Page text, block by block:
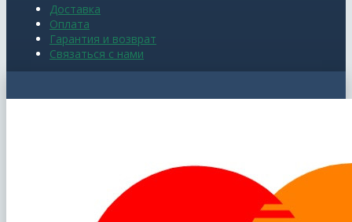
Доставка
Оплата
Гарантия и возврат
Связаться с нами